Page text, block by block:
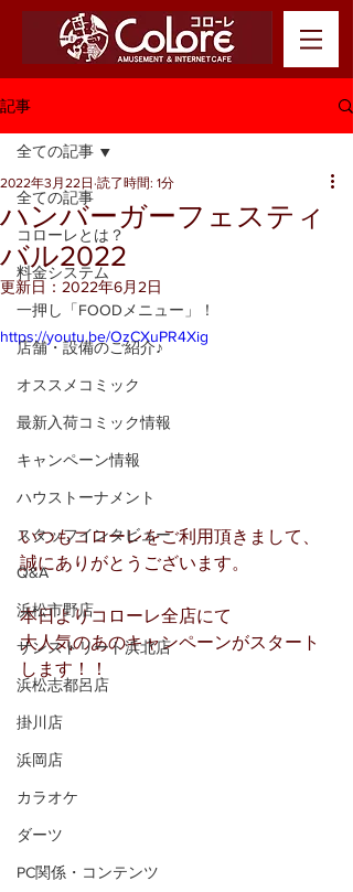
記事
全ての記事
コローレとは？
料金システム
一押し「FOODメニュー」！
店舗・設備のご紹介♪
オススメコミック
最新入荷コミック情報
キャンペーン情報
ハウストーナメント
スタッフインタビュー
Q&A
浜松市野店
サンストリート浜北店
浜松志都呂店
掛川店
浜岡店
カラオケ
ダーツ
PC関係・コンテンツ
全ての記事
ハンバーガーフェスティ
バル2022
2022年3月22日 読了時間: 1分
更新日： 2022年6月2日
https://youtu.be/OzCXuPR4Xig
いつもコローレをご利用頂きまして、
誠にありがとうございます。
本日よりコローレ全店にて
大人気のあのキャンペーンがスタート
します！！